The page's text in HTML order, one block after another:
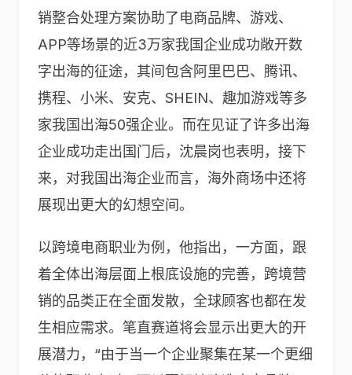
销整合处理方案协助了电商品牌、游戏、
APP等场景的近3万家我国企业成功敞开数
字出海的征途，其间包含阿里巴巴、腾讯、
携程、小米、安克、SHEIN、趣加游戏等多
家我国出海50强企业。而在见证了许多出海
企业成功走出国门后，沈晨岗也表明，接下
来，对我国出海企业而言，海外商场中还将
展现出更大的幻想空间。
以跨境电商职业为例，他指出，一方面，跟
着全体出海层面上根底设施的完善，跨境营
销的品类正在全面发散，全球顾客也都在发
生相应需求。笔直赛道将会显示出更大的开
展潜力，“由于当一个企业聚集在某一个更细